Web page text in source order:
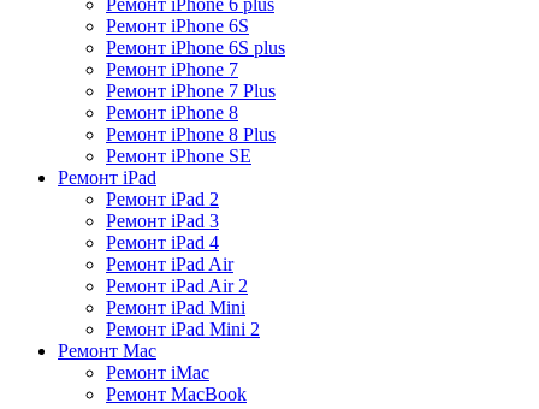
Ремонт iPhone 6 plus
Ремонт iPhone 6S
Ремонт iPhone 6S plus
Ремонт iPhone 7
Ремонт iPhone 7 Plus
Ремонт iPhone 8
Ремонт iPhone 8 Plus
Ремонт iPhone SE
Ремонт iPad
Ремонт iPad 2
Ремонт iPad 3
Ремонт iPad 4
Ремонт iPad Air
Ремонт iPad Air 2
Ремонт iPad Mini
Ремонт iPad Mini 2
Ремонт Mac
Ремонт iMac
Ремонт MacBook